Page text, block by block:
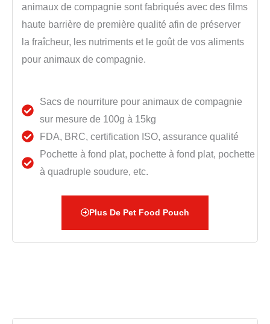
animaux de compagnie sont fabriqués avec des films
haute barrière de première qualité afin de préserver
la fraîcheur, les nutriments et le goût de vos aliments
pour animaux de compagnie.
Sacs de nourriture pour animaux de compagnie
sur mesure de 100g à 15kg
FDA, BRC, certification ISO, assurance qualité
Pochette à fond plat, pochette à fond plat, pochette
à quadruple soudure, etc.
Plus De Pet Food Pouch